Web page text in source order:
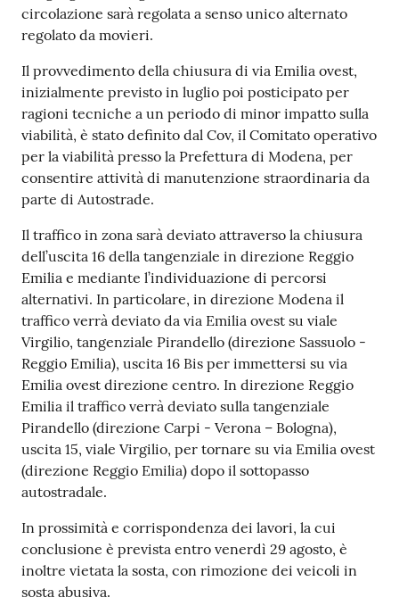
circolazione sarà regolata a senso unico alternato
regolato da movieri.
Il provvedimento della chiusura di via Emilia ovest,
inizialmente previsto in luglio poi posticipato per
ragioni tecniche a un periodo di minor impatto sulla
viabilità, è stato definito dal Cov, il Comitato operativo
per la viabilità presso la Prefettura di Modena, per
consentire attività di manutenzione straordinaria da
parte di Autostrade.
Il traffico in zona sarà deviato attraverso la chiusura
dell’uscita 16 della tangenziale in direzione Reggio
Emilia e mediante l’individuazione di percorsi
alternativi. In particolare, in direzione Modena il
traffico verrà deviato da via Emilia ovest su viale
Virgilio, tangenziale Pirandello (direzione Sassuolo -
Reggio Emilia), uscita 16 Bis per immettersi su via
Emilia ovest direzione centro. In direzione Reggio
Emilia il traffico verrà deviato sulla tangenziale
Pirandello (direzione Carpi - Verona – Bologna),
uscita 15, viale Virgilio, per tornare su via Emilia ovest
(direzione Reggio Emilia) dopo il sottopasso
autostradale.
In prossimità e corrispondenza dei lavori, la cui
conclusione è prevista entro venerdì 29 agosto, è
inoltre vietata la sosta, con rimozione dei veicoli in
sosta abusiva.